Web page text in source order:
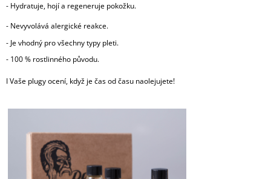
- Hydratuje, hojí a regeneruje pokožku.
- Nevyvolává alergické reakce.
- Je vhodný pro všechny typy pleti.
- 100 % rostlinného původu.
I Vaše plugy ocení, když je čas od času naolejujete!